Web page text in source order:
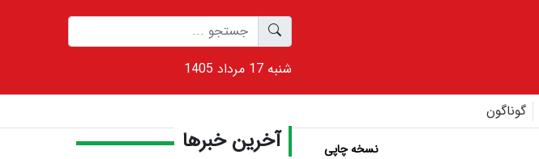
1405 شنبه 17 مرداد
گوناگون
نسخه چاپی آخرین خبرها